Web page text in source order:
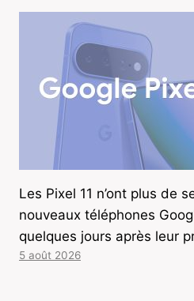
Les Pixel 11 n’ont plus de
nouveaux téléphones
quelques jours après leur
5 août 2026